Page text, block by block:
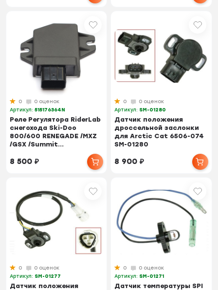
0
0 оценок
Артикул:515176364N
Реле Регулятора RiderLab
снегохода Ski-Doo
800/600 RENEGADE /MXZ
/GSX /Summit...
8 500₽
0
0 оценок
Артикул: SM-01280
Датчик положения
дроссельной заслонки
для Arctic Cat 6506-074
SM-01280
8 900₽
0
0 оценок
Артикул: SM-01277
Датчик положения
0
0 оценок
Артикул: SM-01271
Датчик температуры SPI